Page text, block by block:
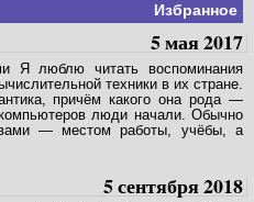
Избранное
5 мая 2017
Я люблю читать воспоминания
техники в их стране.
причём какого она рода —
люди начали. Обычно
— местом работы, учёбы, а
5 сентября 2018